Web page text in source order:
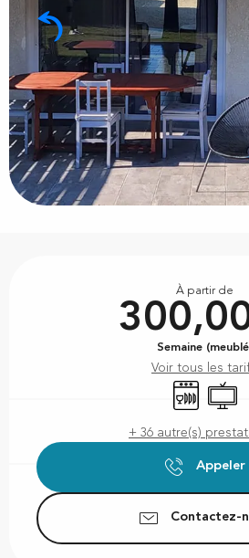
À partir de
Semaine
Voir tous les
Lave vaisselle
+ 36 autre(s)
Appeler
Contactez-